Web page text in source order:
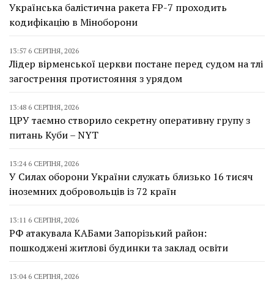
Українська балістична ракета FP-7 проходить
кодифікацію в Міноборони
13:57 6 СЕРПНЯ, 2026
Лідер вірменської церкви постане перед судом на тлі
загострення протистояння з урядом
13:48 6 СЕРПНЯ, 2026
ЦРУ таємно створило секретну оперативну групу з
питань Куби – NYT
13:24 6 СЕРПНЯ, 2026
У Силах оборони України служать близько 16 тисяч
іноземних добровольців із 72 країн
13:11 6 СЕРПНЯ, 2026
РФ атакувала КАБами Запорізький район:
пошкоджені житлові будинки та заклад освіти
13:04 6 СЕРПНЯ, 2026